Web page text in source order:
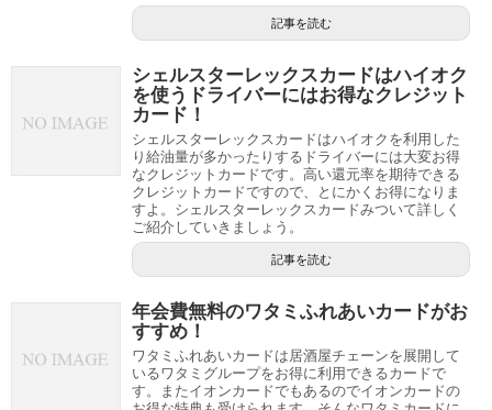
記事を読む
シェルスターレックスカードはハイオク
を使うドライバーにはお得なクレジット
カード！
シェルスターレックスカードはハイオクを利用した
り給油量が多かったりするドライバーには大変お得
なクレジットカードです。高い還元率を期待できる
クレジットカードですので、とにかくお得になりま
すよ。シェルスターレックスカードみついて詳しく
ご紹介していきましょう。
記事を読む
年会費無料のワタミふれあいカードがお
すすめ！
ワタミふれあいカードは居酒屋チェーンを展開して
いるワタミグループをお得に利用できるカードで
す。またイオンカードでもあるのでイオンカードの